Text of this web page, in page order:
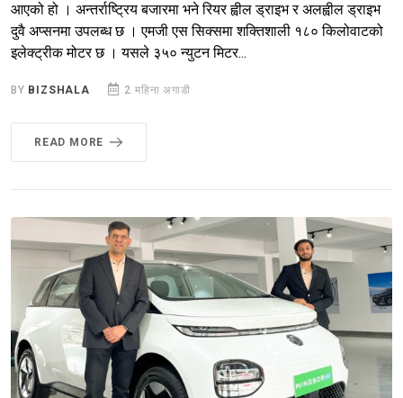
आएको हो । अन्तर्राष्ट्रिय बजारमा भने रियर ह्वील ड्राइभ र अलह्वील ड्राइभ
दुवै अप्सनमा उपलब्ध छ । एमजी एस सिक्समा शक्तिशाली १८० किलोवाटको
इलेक्ट्रीक मोटर छ । यसले ३५० न्युटन मिटर...
BY BIZSHALA 2 महिना अगाडी
READ MORE